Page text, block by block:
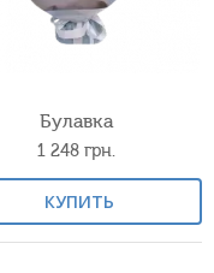
Булавка
1 248 грн.
КУПИТЬ